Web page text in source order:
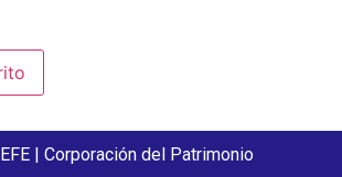
| Corporación del Patrimonio